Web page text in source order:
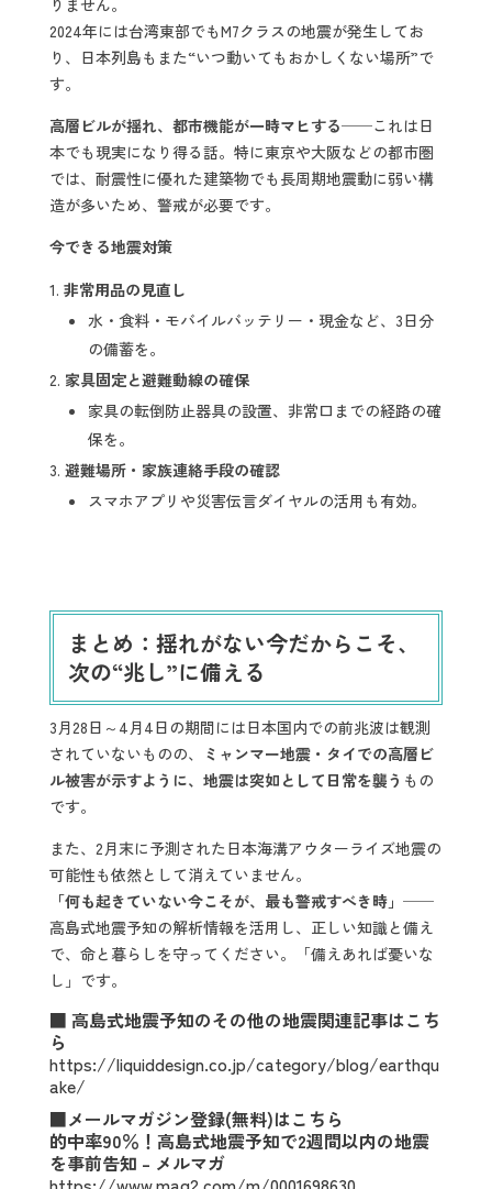
りません。
2024年には台湾東部でもM7クラスの地震が発生してお
り、日本列島もまた“いつ動いてもおかしくない場所”で
す。
高層ビルが揺れ、都市機能が一時マヒする──これは日
本でも現実になり得る話。特に東京や大阪などの都市圏
では、耐震性に優れた建築物でも長周期地震動に弱い構
造が多いため、警戒が必要です。
今できる地震対策
非常用品の見直し
水・食料・モバイルバッテリー・現金など、3日分
の備蓄を。
家具固定と避難動線の確保
家具の転倒防止器具の設置、非常口までの経路の確
保を。
避難場所・家族連絡手段の確認
スマホアプリや災害伝言ダイヤルの活用も有効。
まとめ：揺れがない今だからこそ、
次の“兆し”に備える
3月28日～4月4日の期間には日本国内での前兆波は観測
されていないものの、
ミャンマー地震・タイでの高層ビ
ル被害が示すように、地震は突如として日常を襲う もの
です。
また、2月末に予測された日本海溝アウターライズ地震の
可能性も依然として消えていません。
「何も起きていない今こそが、最も警戒すべき時」 ──
高島式地震予知の解析情報を活用し、正しい知識と備え
で、命と暮らしを守ってください。「備えあれば憂いな
し」です。
■ 高島式地震予知のその他の地震関連記事はこち
ら
https://liquiddesign.co.jp/category/blog/earthqu
ake/
■メールマガジン登録(無料)はこちら
的中率90％！高島式地震予知で2週間以内の地震
を事前告知 – メルマガ